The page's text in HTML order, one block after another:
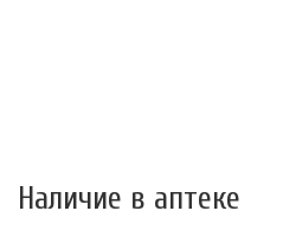
Наличие в аптеке